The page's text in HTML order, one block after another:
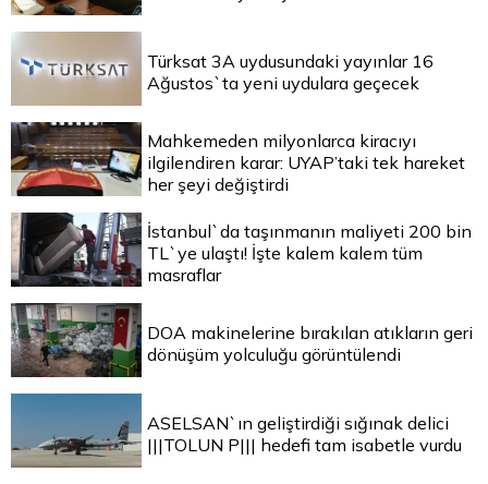
Türksat 3A uydusundaki yayınlar 16
Ağustos`ta yeni uydulara geçecek
Mahkemeden milyonlarca kiracıyı
ilgilendiren karar: UYAP’taki tek hareket
her şeyi değiştirdi
İstanbul`da taşınmanın maliyeti 200 bin
TL`ye ulaştı! İşte kalem kalem tüm
masraflar
DOA makinelerine bırakılan atıkların geri
dönüşüm yolculuğu görüntülendi
ASELSAN`ın geliştirdiği sığınak delici
|||TOLUN P||| hedefi tam isabetle vurdu